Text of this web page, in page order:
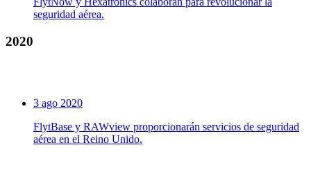
seguridad aérea.
2020
3 ago 2020
FlytBase y RAWview proporcionarán servicios de seguridad
aérea en el Reino Unido.